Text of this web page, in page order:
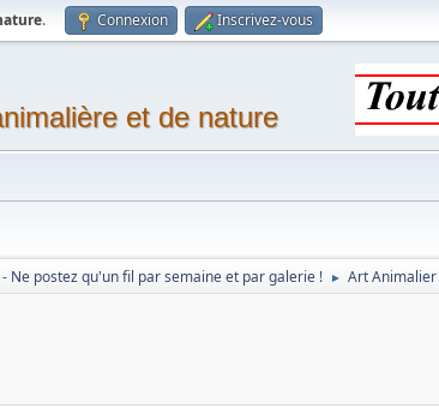
. Connexion Inscrivez-vous
et de nature
Ne postez qu'un fil par semaine et par galerie ! ► Art Animalier